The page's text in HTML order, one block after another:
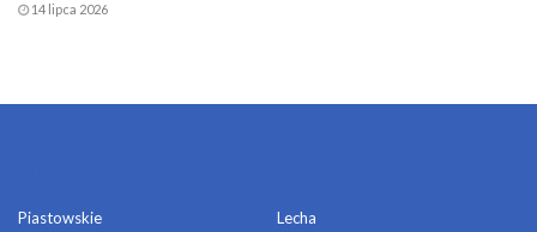
14 lipca 2026
Piastowskie
Lecha